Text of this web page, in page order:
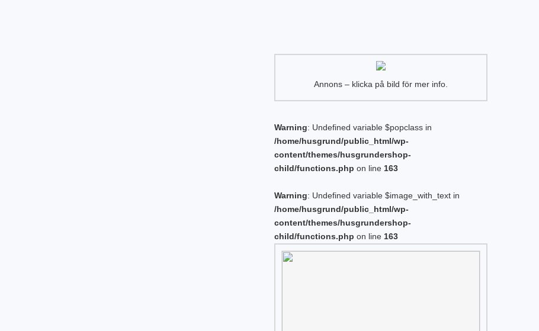
Annons – klicka på bild för mer info.
Warning: Undefined variable $popclass in
/home/husgrund/public_html/wp-
content/themes/husgrundershop-
child/functions.php on line 163
Warning: Undefined variable $image_with_text in
/home/husgrund/public_html/wp-
content/themes/husgrundershop-
child/functions.php on line 163